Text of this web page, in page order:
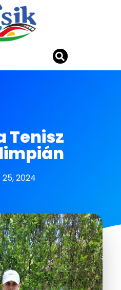
Tenisz
2024